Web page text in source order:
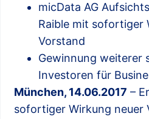
micData AG
Raible mit sofortiger
Vorstand
Gewinnung weiterer
Investoren für
München, 14.06.2017 –
sofortiger Wirkung neuer